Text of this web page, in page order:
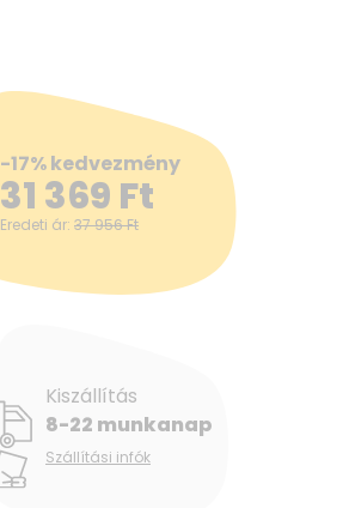
-17% kedvezmény
31 369 Ft
Eredeti ár: 37 956Ft
Kiszállítás
8-22 munkanap
Szállítási infók